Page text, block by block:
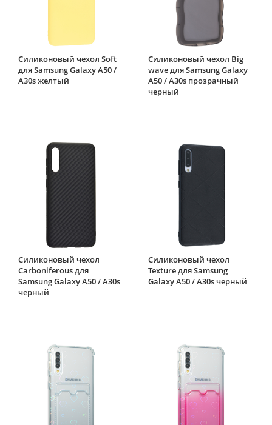
Силиконовый чехол Soft
для Samsung Galaxy A50 /
A30s желтый
Силиконовый чехол Big
wave для Samsung Galaxy
A50 / A30s прозрачный
черный
Силиконовый чехол
Carboniferous для
Samsung Galaxy A50 / A30s
черный
Силиконовый чехол
Texture для Samsung
Galaxy A50 / A30s черный